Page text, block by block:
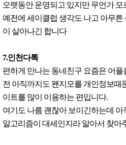
오랫동안 운영되고 있지만 무언가
예전에 세이클럽 생각도 나고 아무
이 살아나긴 합니다
7.인천다톡
편하게 만나는 동네친구 요즘은 어플
전 아직까지도 왠지모를 개인정보때
이트를 많이 이용하는 편입니다.
여기도 나름 괜찮아 보이긴하는데
알고리즘이 대세인지라 알아서 찾아